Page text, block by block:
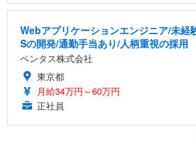
Webアプリケーションエンジニア/未経
Sの開発/通勤手当あり/人柄重視の採用
ベンタス株式会社
東京都
月給34万円～60万円
正社員